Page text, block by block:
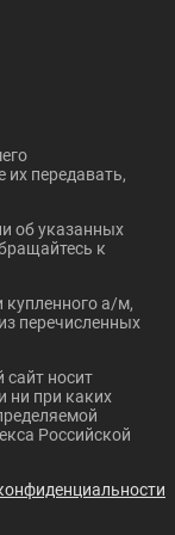
от:
₽/мес.
CS35 PLUS
810 ₽
от:
CS95
их передавать,
об указанных
к
купленного а/м,
перечисленных
носит
ни при каких
Российской